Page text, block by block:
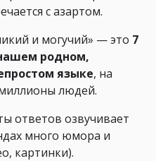
с азартом.
и могучий» — это 7
родном,
языке, на
людей.
ответов озвучивает
много юмора и
картинки).